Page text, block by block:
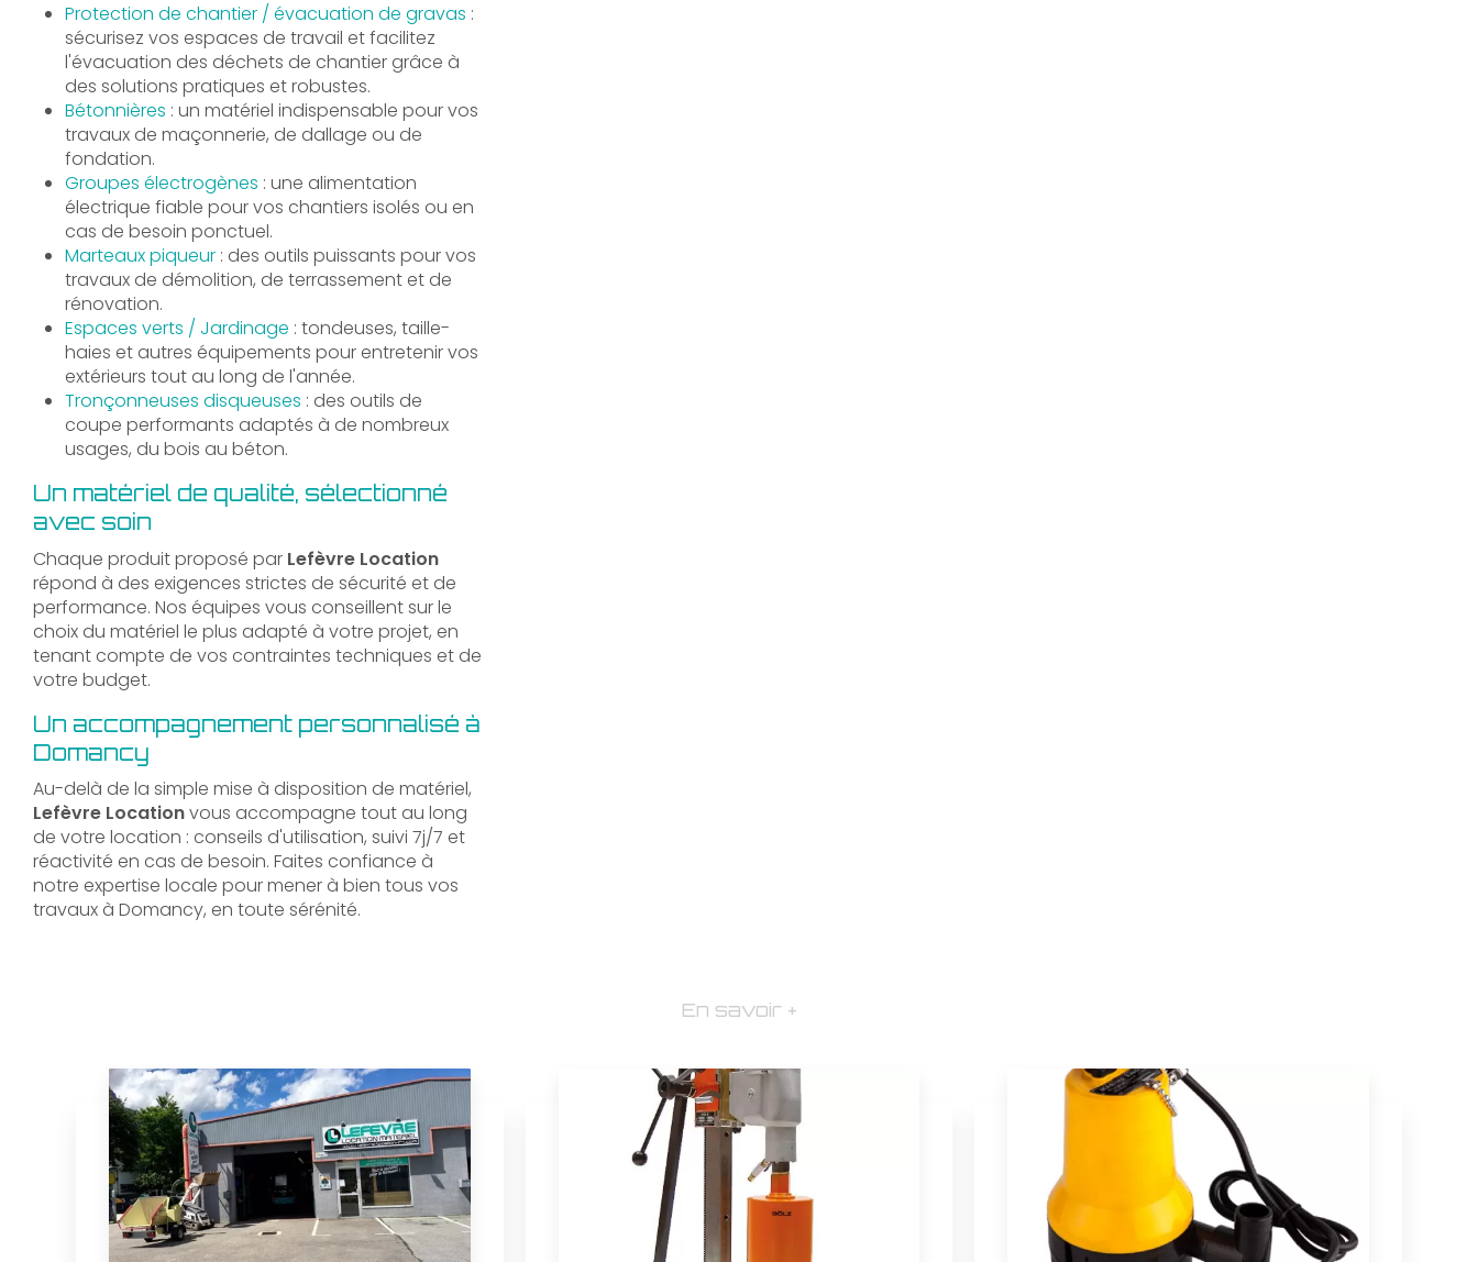
Protection de chantier / évacuation de gravas :
sécurisez vos espaces de travail et facilitez
l'évacuation des déchets de chantier grâce à
des solutions pratiques et robustes.
Bétonnières : un matériel indispensable pour vos
travaux de maçonnerie, de dallage ou de
fondation.
Groupes électrogènes : une alimentation
électrique fiable pour vos chantiers isolés ou en
cas de besoin ponctuel.
Marteaux piqueur: des outils puissants pour vos
travaux de démolition, de terrassement et de
rénovation.
Espaces verts / Jardinage : tondeuses, taille-
haies et autres équipements pour entretenir vos
extérieurs tout au long de l'année.
Tronçonneuses disqueuses : des outils de
coupe performants adaptés à de nombreux
usages, du bois au béton.
Un matériel de qualité, sélectionné
avec soin
Chaque produit proposé par Lefèvre Location
répond à des exigences strictes de sécurité et de
performance. Nos équipes vous conseillent sur le
choix du matériel le plus adapté à votre projet, en
tenant compte de vos contraintes techniques et de
votre budget.
Un accompagnement personnalisé à
Domancy
Au-delà de la simple mise à disposition de matériel,
Lefèvre Locationvous accompagne tout au long
de votre location : conseils d'utilisation, suivi 7j/7 et
réactivité en cas de besoin. Faites confiance à
notre expertise locale pour mener à bien tous vos
travaux à Domancy, en toute sérénité.
En savoir +